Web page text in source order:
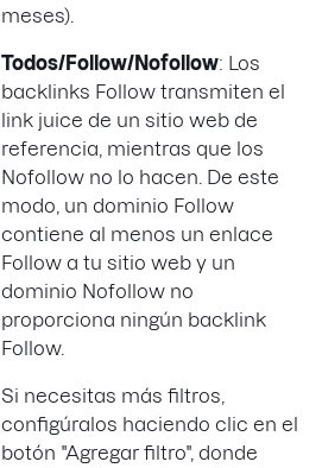
meses).
Todos/Follow/Nofollow: Los
backlinks Follow transmiten el
link juice de un sitio web de
referencia, mientras que los
Nofollow no lo hacen. De este
modo, un dominio Follow
contiene al menos un enlace
Follow a tu sitio web y un
dominio Nofollow no
proporciona ningún backlink
Follow.
Si necesitas más filtros,
configúralos haciendo clic en el
botón "Agregar filtro", donde